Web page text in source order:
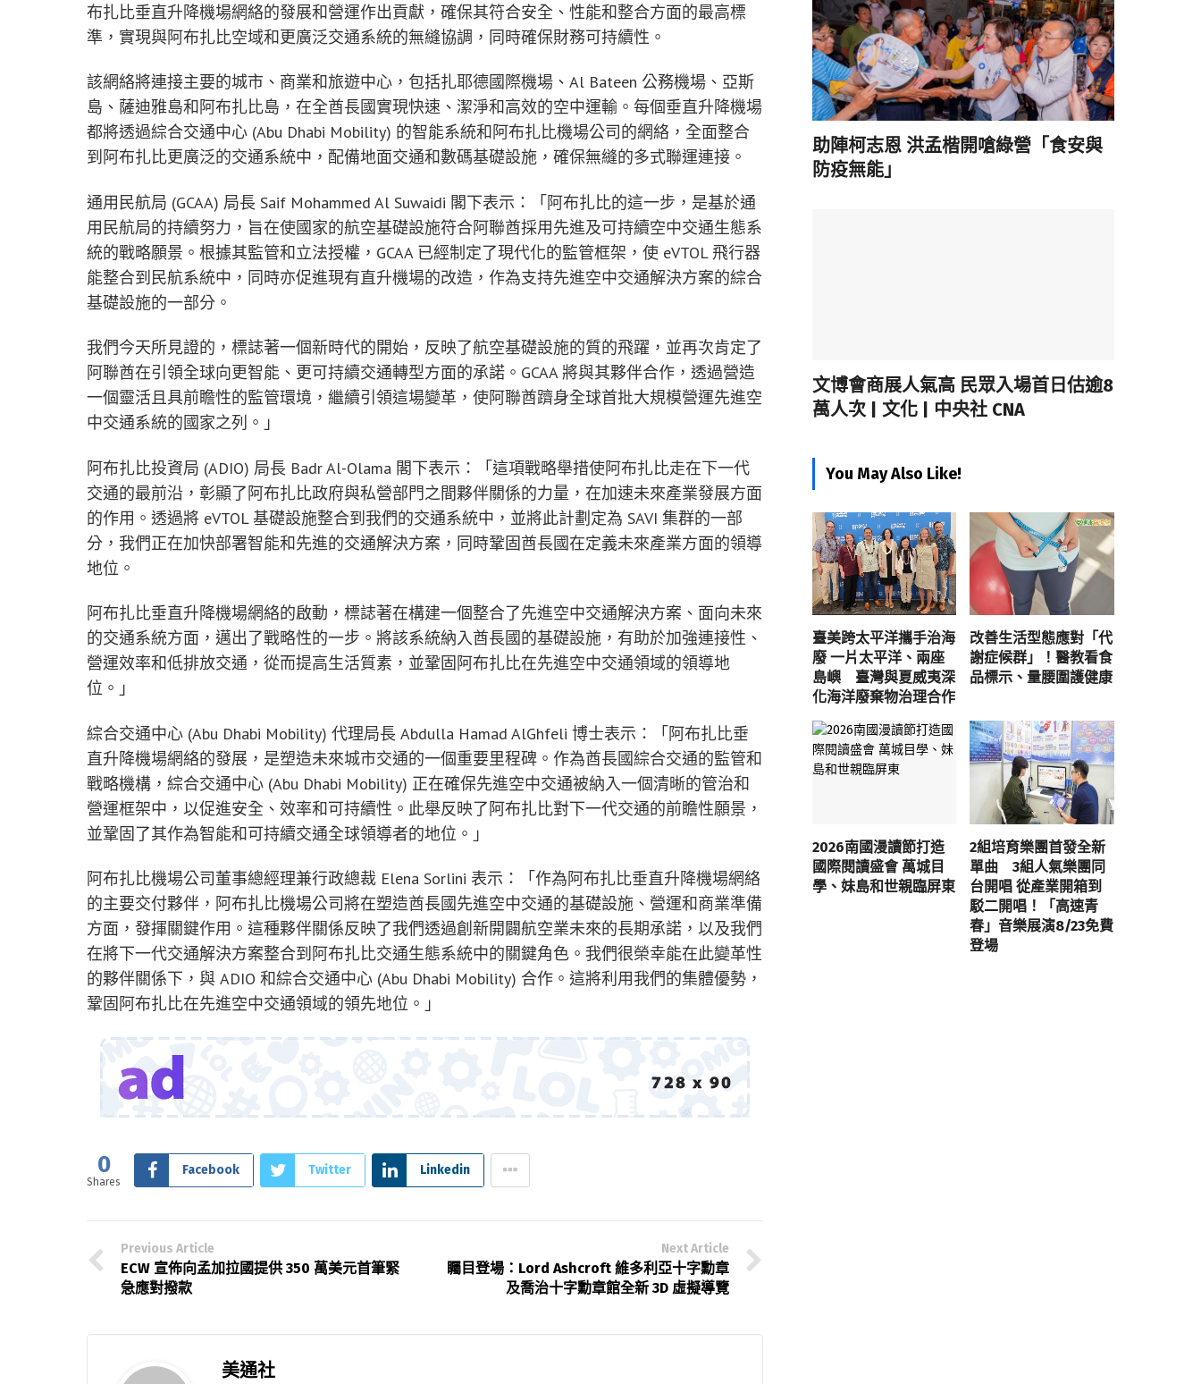
布扎比垂直升降機場網絡的發展和營運作出貢獻，確保其符合安全、性能和整合方面的最高標
準，實現與阿布扎比空域和更廣泛交通系統的無縫協調，同時確保財務可持續性。
該網絡將連接主要的城市、商業和旅遊中心，包括扎耶德國際機場、Al Bateen 公務機場、亞斯
島、薩迪雅島和阿布扎比島，在全酋長國實現快速、潔淨和高效的空中運輸。每個垂直升降機場
都將透過綜合交通中心 (Abu Dhabi Mobility) 的智能系統和阿布扎比機場公司的網絡，全面整合
到阿布扎比更廣泛的交通系統中，配備地面交通和數碼基礎設施，確保無縫的多式聯運連接。
通用民航局 (GCAA) 局長 Saif Mohammed Al Suwaidi 閣下表示：「阿布扎比的這一步，是基於通
用民航局的持續努力，旨在使國家的航空基礎設施符合阿聯酋採用先進及可持續空中交通生態系
統的戰略願景。根據其監管和立法授權，GCAA 已經制定了現代化的監管框架，使 eVTOL 飛行器
能整合到民航系統中，同時亦促進現有直升機場的改造，作為支持先進空中交通解決方案的綜合
基礎設施的一部分。
我們今天所見證的，標誌著一個新時代的開始，反映了航空基礎設施的質的飛躍，並再次肯定了
阿聯酋在引領全球向更智能、更可持續交通轉型方面的承諾。GCAA 將與其夥伴合作，透過營造
一個靈活且具前瞻性的監管環境，繼續引領這場變革，使阿聯酋躋身全球首批大規模營運先進空
中交通系統的國家之列。」
阿布扎比投資局 (ADIO) 局長 Badr Al-Olama 閣下表示：「這項戰略舉措使阿布扎比走在下一代
交通的最前沿，彰顯了阿布扎比政府與私營部門之間夥伴關係的力量，在加速未來產業發展方面
的作用。透過將 eVTOL 基礎設施整合到我們的交通系統中，並將此計劃定為 SAVI 集群的一部
分，我們正在加快部署智能和先進的交通解決方案，同時鞏固酋長國在定義未來產業方面的領導
地位。
阿布扎比垂直升降機場網絡的啟動，標誌著在構建一個整合了先進空中交通解決方案、面向未來
的交通系統方面，邁出了戰略性的一步。將該系統納入酋長國的基礎設施，有助於加強連接性、
營運效率和低排放交通，從而提高生活質素，並鞏固阿布扎比在先進空中交通領域的領導地
位。」
綜合交通中心 (Abu Dhabi Mobility) 代理局長 Abdulla Hamad AlGhfeli 博士表示：「阿布扎比垂
直升降機場網絡的發展，是塑造未來城市交通的一個重要里程碑。作為酋長國綜合交通的監管和
戰略機構，綜合交通中心 (Abu Dhabi Mobility) 正在確保先進空中交通被納入一個清晰的管治和
營運框架中，以促進安全、效率和可持續性。此舉反映了阿布扎比對下一代交通的前瞻性願景，
並鞏固了其作為智能和可持續交通全球領導者的地位。」
阿布扎比機場公司董事總經理兼行政總裁 Elena Sorlini 表示：「作為阿布扎比垂直升降機場網絡
的主要交付夥伴，阿布扎比機場公司將在塑造酋長國先進空中交通的基礎設施、營運和商業準備
方面，發揮關鍵作用。這種夥伴關係反映了我們透過創新開闢航空業未來的長期承諾，以及我們
在將下一代交通解決方案整合到阿布扎比交通生態系統中的關鍵角色。我們很榮幸能在此變革性
的夥伴關係下，與 ADIO 和綜合交通中心 (Abu Dhabi Mobility) 合作。這將利用我們的集體優勢，
鞏固阿布扎比在先進空中交通領域的領先地位。」
0
Shares
Facebook Twitter Linkedin
Previous Article
ECW 宣佈向孟加拉國提供 350 萬美元首筆緊
急應對撥款
Next Article
矚目登場：Lord Ashcroft 維多利亞十字勳章
及喬治十字勳章館全新 3D 虛擬導覽
美通社
助陣柯志恩 洪孟楷開嗆綠營「食安與
防疫無能」
文博會商展人氣高 民眾入場首日估逾8
萬人次 | 文化 | 中央社 CNA
You May Also Like!
臺美跨太平洋攜手治海
廢 一片太平洋、兩座
島嶼 臺灣與夏威夷深
化海洋廢棄物治理合作
改善生活型態應對「代
謝症候群」！醫教看食
品標示、量腰圍護健康
2026南國漫讀節打造
國際閱讀盛會 萬城目
學、妹島和世親臨屏東
2組培育樂團首發全新
單曲 3組人氣樂團同
台開唱 從產業開箱到
駁二開唱！「高速青
春」音樂展演8/23免費
登場